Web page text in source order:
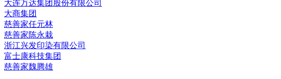
大连万达集团股份有限公司
大商集团
慈善家任元林
慈善家陈永栽
浙江兴发印染有限公司
富士康科技集团
慈善家魏腾雄